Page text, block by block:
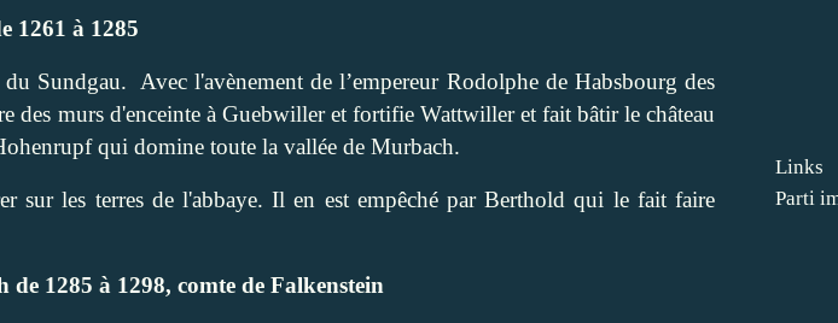
1261 à 1285
Sundgau.
Avec l'avènement de l’empereur Rodolphe de Habsbourg des
murs d'enceinte à Guebwiller et fortifie Wattwiller et fait bâtir le château
qui domine toute la vallée de Murbach.
sur les terres de l'abbaye. Il en est empêché par Berthold qui le fait faire
1285 à 1298, comte de Falkenstein
Links
Parti